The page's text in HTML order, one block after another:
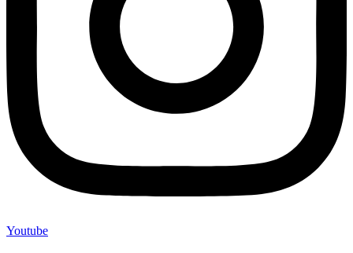
Youtube